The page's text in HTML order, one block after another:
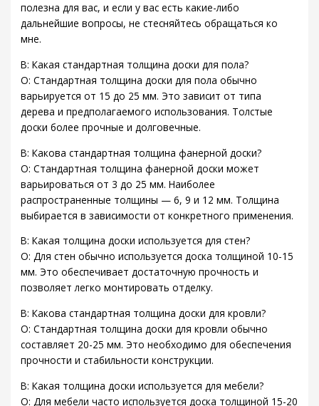
полезна для вас, и если у вас есть какие-либо
дальнейшие вопросы, не стесняйтесь обращаться ко
мне.
В: Какая стандартная толщина доски для пола?
О: Стандартная толщина доски для пола обычно
варьируется от 15 до 25 мм. Это зависит от типа
дерева и предполагаемого использования. Толстые
доски более прочные и долговечные.
В: Какова стандартная толщина фанерной доски?
О: Стандартная толщина фанерной доски может
варьироваться от 3 до 25 мм. Наиболее
распространенные толщины — 6, 9 и 12 мм. Толщина
выбирается в зависимости от конкретного применения.
В: Какая толщина доски используется для стен?
О: Для стен обычно используется доска толщиной 10-15
мм. Это обеспечивает достаточную прочность и
позволяет легко монтировать отделку.
В: Какова стандартная толщина доски для кровли?
О: Стандартная толщина доски для кровли обычно
составляет 20-25 мм. Это необходимо для обеспечения
прочности и стабильности конструкции.
В: Какая толщина доски используется для мебели?
О: Для мебели часто используется доска толщиной 15-20